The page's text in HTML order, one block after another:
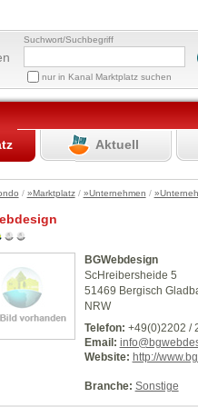
Suchwort/Suchbegriff
nur in Kanal Marktplatz suchen
Aktuell
/ »Marktplatz/ »Unternehmen /
BGWebdesign
ScHreibersheide 5
51469 Bergisch
NRW
Telefon: +49(0)2202 /
Email:
Website: http://
Branche: Sonstige